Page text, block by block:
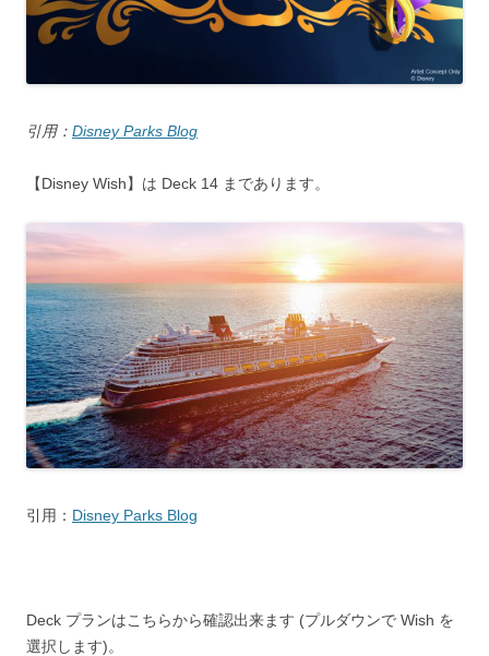
引用： Disney Parks Blog
【Disney Wish】は Deck 14 まであります。
引用： Disney Parks Blog
Deck プランはこちらから確認出来ます (プルダウンで Wish を
選択します)。